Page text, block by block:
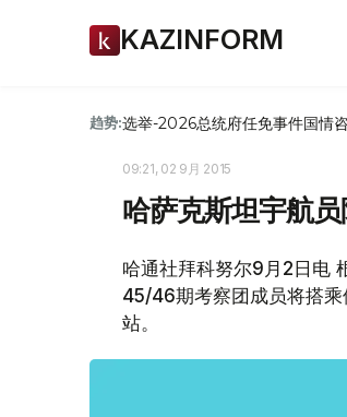
KAZINFORM
趋势:选举-2026总统府任免事件国情
09:21, 02 9月 2015
哈萨克斯坦宇航
哈通社拜科努尔9月2日电
45/46期考察团成员将搭
站。